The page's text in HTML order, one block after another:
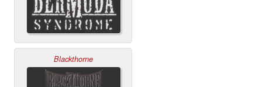
Blackthorne